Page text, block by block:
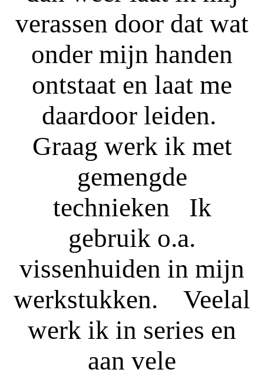
verassen door dat wat
onder mijn handen
ontstaat en laat me
daardoor leiden.
Graag werk ik met
gemengde
technieken Ik
gebruik o.a.
vissenhuiden in mijn
werkstukken. Veelal
werk ik in series en
aan vele